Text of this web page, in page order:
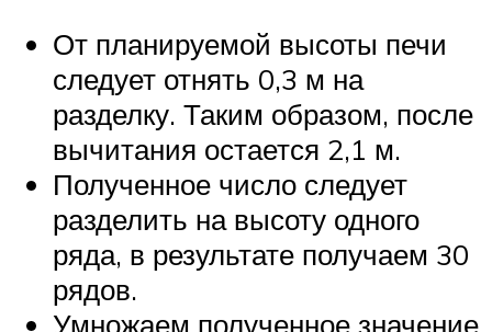
От планируемой высоты печи
следует отнять 0,3 м на
разделку. Таким образом, после
вычитания остается 2,1 м.
Полученное число следует
разделить на высоту одного
ряда, в результате получаем 30
рядов.
Умножаем полученное значение